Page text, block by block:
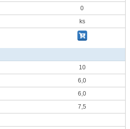
0
ks
10
6,0
6,0
7,5